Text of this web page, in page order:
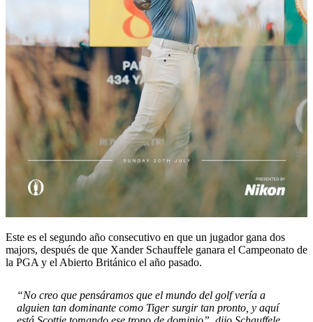
Este es el segundo año consecutivo en que un jugador gana dos
majors, después de que Xander Schauffele ganara el Campeonato de
la PGA y el Abierto Británico el año pasado.
“No creo que pensáramos que el mundo del golf vería a
alguien tan dominante como Tiger surgir tan pronto, y aquí